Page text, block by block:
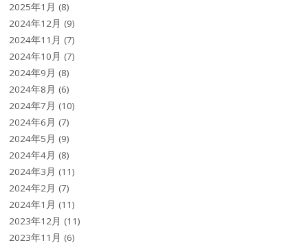
2025年1月 (8)
2024年12月 (9)
2024年11月 (7)
2024年10月 (7)
2024年9月 (8)
2024年8月 (6)
2024年7月 (10)
2024年6月 (7)
2024年5月 (9)
2024年4月 (8)
2024年3月 (11)
2024年2月 (7)
2024年1月 (11)
2023年12月 (11)
2023年11月 (6)